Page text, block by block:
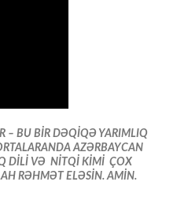
– BU BİR DƏQİQƏ YARIMLIQ
AZƏRBAYCAN
DİLİ VƏ NİTQİ KİMİ ÇOX
RƏHMƏT ELƏSİN. AMİN.